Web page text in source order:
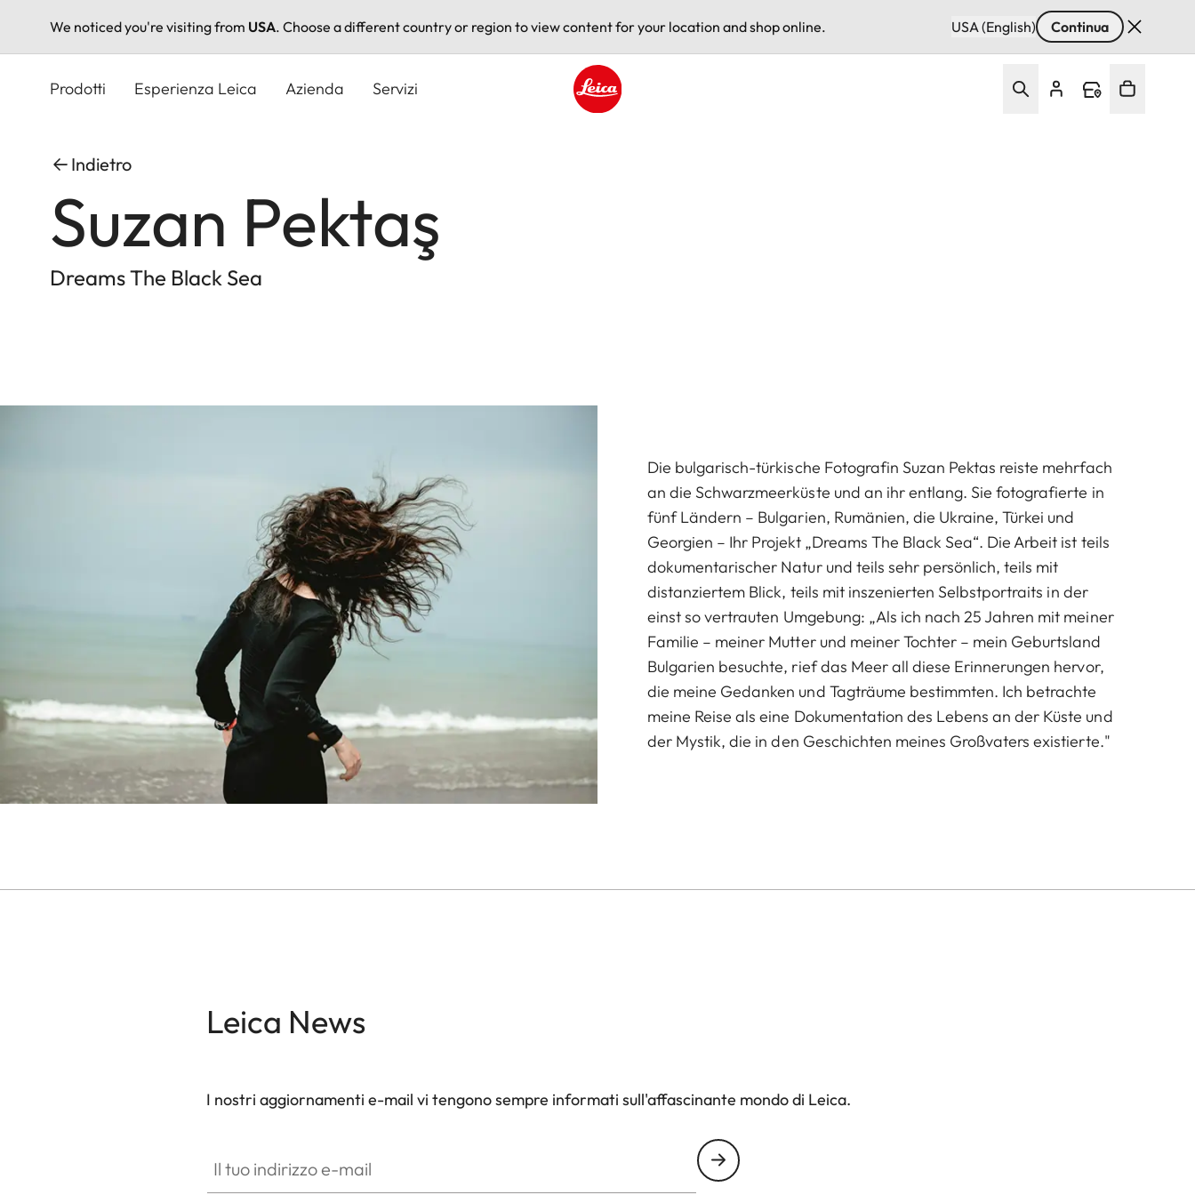
We noticed you're visiting from USA. Choose a different country or region to view content for your location and shop online. USA (English) Continua
Prodotti Esperienza Leica Azienda Servizi
Indietro
Suzan Pektaş
Dreams The Black Sea
Die bulgarisch-türkische Fotografin Suzan Pektas reiste mehrfach
an die Schwarzmeerküste und an ihr entlang. Sie fotografierte in
fünf Ländern – Bulgarien, Rumänien, die Ukraine, Türkei und
Georgien – Ihr Projekt „Dreams The Black Sea“. Die Arbeit ist teils
dokumentarischer Natur und teils sehr persönlich, teils mit
distanziertem Blick, teils mit inszenierten Selbstportraits in der
einst so vertrauten Umgebung: „Als ich nach 25 Jahren mit meiner
Familie – meiner Mutter und meiner Tochter – mein Geburtsland
Bulgarien besuchte, rief das Meer all diese Erinnerungen hervor,
die meine Gedanken und Tagträume bestimmten. Ich betrachte
meine Reise als eine Dokumentation des Lebens an der Küste und
der Mystik, die in den Geschichten meines Großvaters existierte."
Leica News
I nostri aggiornamenti e-mail vi tengono sempre informati sull'affascinante mondo di Leica.